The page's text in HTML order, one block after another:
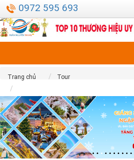
0972 595 693
Trang chủ Tour
Tour Đà Nẵng 5 ngày 4 đêm 2026- KS 4*